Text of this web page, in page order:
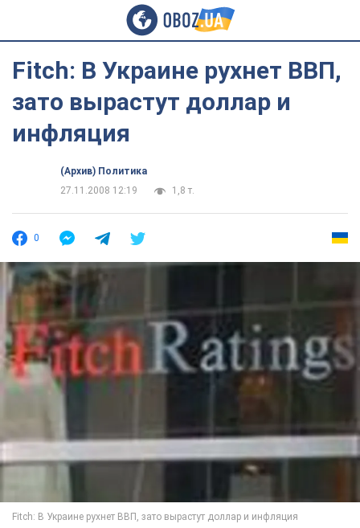
Fitch: В Украине рухнет ВВП,
зато вырастут доллар и
инфляция
(Архив) Политика
27.11.2008 12:19
1,8 т.
0